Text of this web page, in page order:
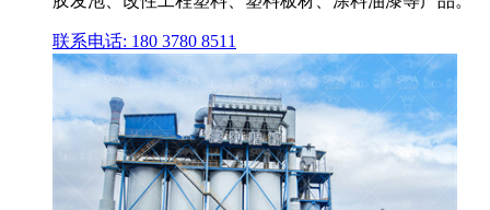
联系电话: 180 3780 8511